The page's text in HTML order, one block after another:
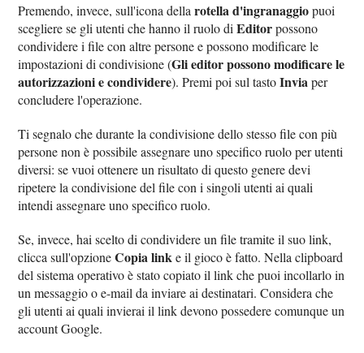
Premendo, invece, sull'icona dellarotella d'ingranaggiopuoi
scegliere se gli utenti che hanno il ruolo diEditorpossono
condividere i file con altre persone e possono modificare le
impostazioni di condivisione (Gli editor possono modificare le
autorizzazioni e condividere). Premi poi sul tastoInviaper
concludere l'operazione.
Ti segnalo che durante la condivisione dello stesso file con più
persone non è possibile assegnare uno specifico ruolo per utenti
diversi: se vuoi ottenere un risultato di questo genere devi
ripetere la condivisione del file con i singoli utenti ai quali
intendi assegnare uno specifico ruolo.
Se, invece, hai scelto di condividere un file tramite il suo link,
clicca sull'opzioneCopia linke il gioco è fatto. Nella clipboard
del sistema operativo è stato copiato il link che puoi incollarlo in
un messaggio o e-mail da inviare ai destinatari. Considera che
gli utenti ai quali invierai il link devono possedere comunque un
account Google.